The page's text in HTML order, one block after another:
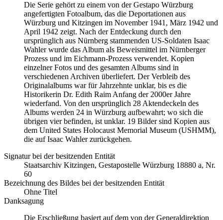
Die Serie gehört zu einem von der Gestapo Würzburg
angefertigten Fotoalbum, das die Deportationen aus
Würzburg und Kitzingen im November 1941, März 1942 und
April 1942 zeigt. Nach der Entdeckung durch den
ursprünglich aus Nürnberg stammenden US-Soldaten Isaac
Wahler wurde das Album als Beweismittel im Nürnberger
Prozess und im Eichmann-Prozess verwendet. Kopien
einzelner Fotos und des gesamten Albums sind in
verschiedenen Archiven überliefert. Der Verbleib des
Originalalbums war für Jahrzehnte unklar, bis es die
Historikerin Dr. Edith Raim Anfang der 2000er Jahre
wiederfand. Von den ursprünglich 28 Aktendeckeln des
Albums werden 24 in Würzburg aufbewahrt; wo sich die
übrigen vier befinden, ist unklar. 19 Bilder sind Kopien aus
dem United States Holocaust Memorial Museum (USHMM),
die auf Isaac Wahler zurückgehen.
Signatur bei der besitzenden Entität
Staats­ar­chiv Kit­zin­gen, Ge­sta­po­stel­le Würz­burg 18880 a, Nr.
60
Bezeichnung des Bildes bei der besitzenden Entität
Ohne Titel
Danksagung
Die Erschließung basiert auf dem von der Generaldirektion